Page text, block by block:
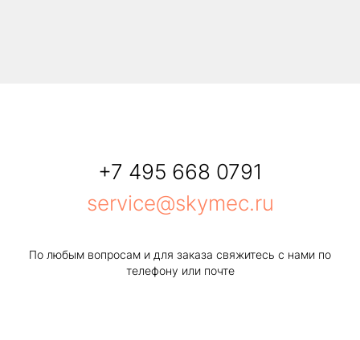
+7 495 668 0791
service@skymec.ru
По любым вопросам и для заказа свяжитесь с нами по
телефону или почте